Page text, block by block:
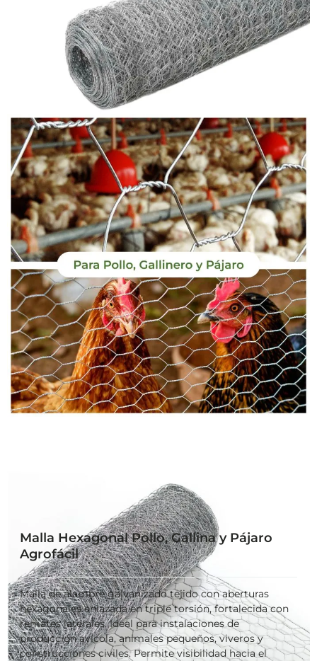
Malla Hexagonal Pollo, Gallina y Pájaro
Agrofácil
Malla de alambre galvanizado tejido con aberturas
hexagonales enlazada en triple torsión, fortalecida con
remates laterales. Ideal para instalaciones de
producción avícola, animales pequeños, viveros y
construcciones civiles. Permite visibilidad hacia el